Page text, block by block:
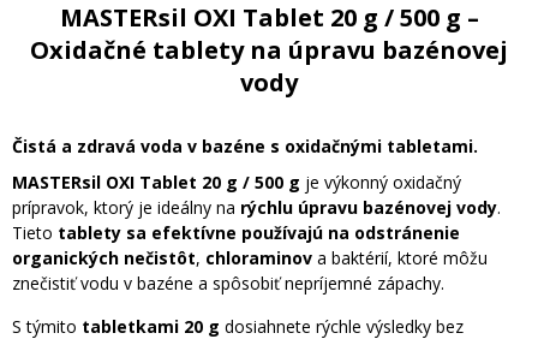
MASTERsil OXI Tablet 20 g / 500 g –
Oxidačné tablety na úpravu bazénovej
vody
Čistá a zdravá voda v bazéne s oxidačnými tabletami.
MASTERsil OXI Tablet 20 g / 500 g je výkonný oxidačný
prípravok, ktorý je ideálny na rýchlu úpravu bazénovej vody.
Tieto tablety sa efektívne používajú na odstránenie
organických nečistôt, chloraminov a baktérií, ktoré môžu
znečistiť vodu v bazéne a spôsobiť nepríjemné zápachy.
S týmito tabletkami 20 g dosiahnete rýchle výsledky bez